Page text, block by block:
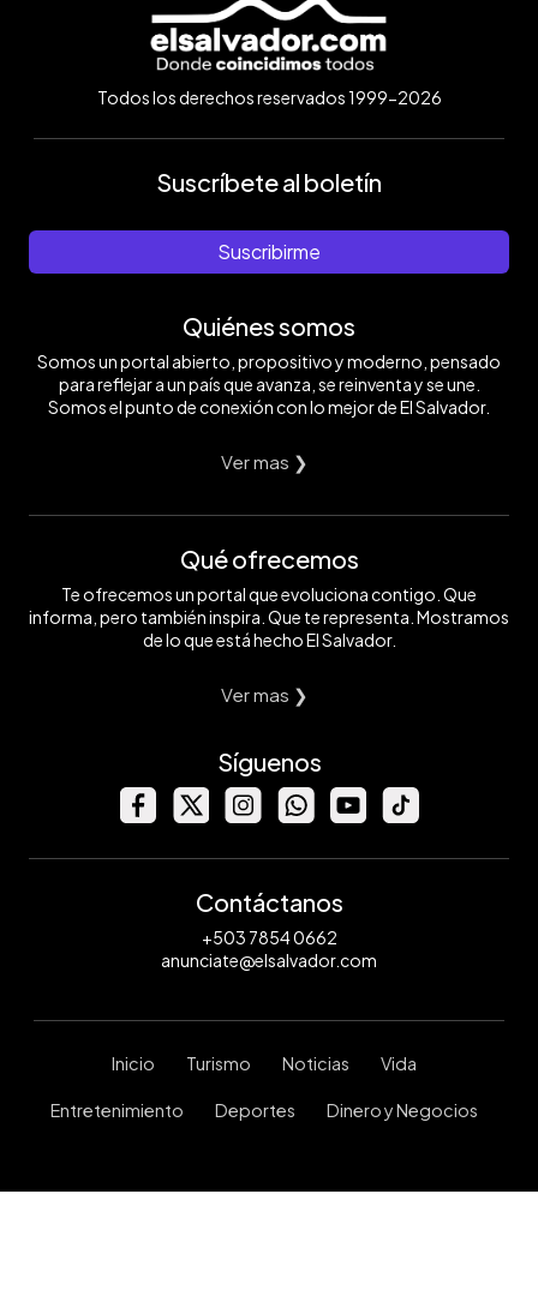
Todos los derechos reservados 1999-2026
Suscríbete al boletín
Suscribirme
Quiénes somos
Somos un portal abierto, propositivo y moderno, pensado
para reflejar a un país que avanza, se reinventa y se une.
Somos el punto de conexión con lo mejor de El Salvador.
Ver mas ❯
Qué ofrecemos
Te ofrecemos un portal que evoluciona contigo. Que
informa, pero también inspira. Que te representa. Mostramos
de lo que está hecho El Salvador.
Ver mas ❯
Síguenos
Contáctanos
+503 7854 0662
anunciate@elsalvador.com
Inicio Turismo Noticias Vida
Entretenimiento Deportes Dinero y Negocios